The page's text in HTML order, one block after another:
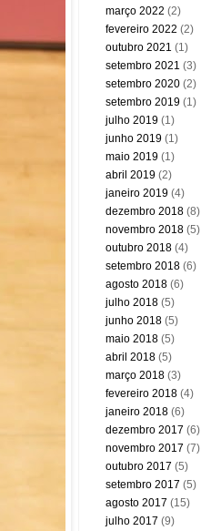
março 2022 (2)
fevereiro 2022 (2)
outubro 2021 (1)
setembro 2021 (3)
setembro 2020 (2)
setembro 2019 (1)
julho 2019 (1)
junho 2019 (1)
maio 2019 (1)
abril 2019 (2)
janeiro 2019 (4)
dezembro 2018 (8)
novembro 2018 (5)
outubro 2018 (4)
setembro 2018 (6)
agosto 2018 (6)
julho 2018 (5)
junho 2018 (5)
maio 2018 (5)
abril 2018 (5)
março 2018 (3)
fevereiro 2018 (4)
janeiro 2018 (6)
dezembro 2017 (6)
novembro 2017 (7)
outubro 2017 (5)
setembro 2017 (5)
agosto 2017 (15)
julho 2017 (9)